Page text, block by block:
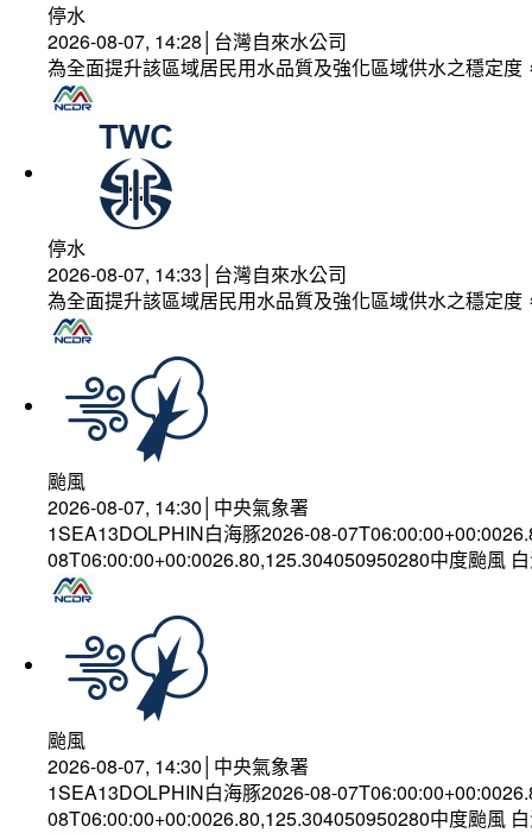
停水
2026-08-07, 14:28│台灣自來水公司
為全面提升該區域居民用水品質及強化區域供水之穩定
停水
2026-08-07, 14:33│台灣自來水公司
為全面提升該區域居民用水品質及強化區域供水之穩定
颱風
2026-08-07, 14:30│中央氣象署
1SEA13DOLPHIN白海豚2026-08-
08T06:00:00+00:0026.80,125.304050950280中度颱風
颱風
2026-08-07, 14:30│中央氣象署
1SEA13DOLPHIN白海豚2026-08-
08T06:00:00+00:0026.80,125.304050950280中度颱風